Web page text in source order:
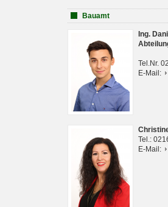
Bauamt
Ing.
Tel.Nr.
E-Mail:
Tel.:
E-Mail: